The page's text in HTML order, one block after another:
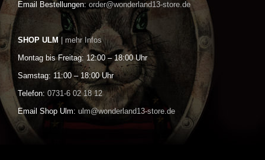
Email Bestellungen: order@wonderland13-store.de
SHOP ULM | mehr Infos
Montag bis Freitag: 12:00 – 18:00 Uhr
Samstag: 11:00 – 18:00 Uhr
Telefon: 0731-6 02 18 12
Email Shop Ulm: ulm@wonderland13-store.de